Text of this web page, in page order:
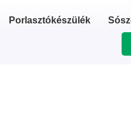
Porlasztókészülék